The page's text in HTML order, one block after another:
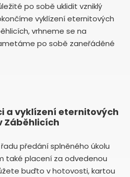
po sobě uklidit vzniklý
vyklízení eternitových
vrhneme se na
po sobě zaneřáděné
a vyklízení eternitových
Záběhlicích
předání splněného úkolu
také placení za odvedenou
buďto v hotovosti, kartou